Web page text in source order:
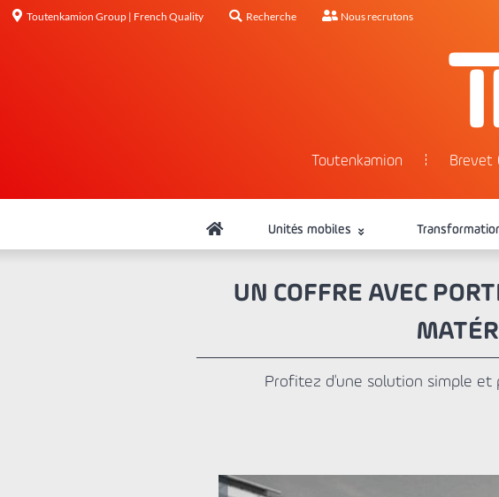
Toutenkamion Group | French Quality Recherche Nous recrutons
Toutenkamion Brevet
Unités mobiles
UN COFFRE AVEC
Profitez d'une solution simple et